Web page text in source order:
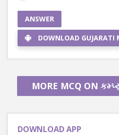
ANSWER
DOWNLOAD GUJARATI
MORE MCQ ON
DOWNLOAD APP